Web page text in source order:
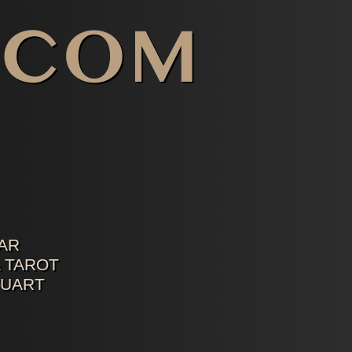
TAROT